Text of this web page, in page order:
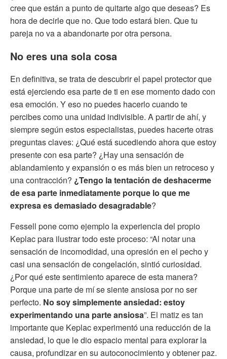
cree que están a punto de quitarte algo que deseas? Es
hora de decirle que no. Que todo estará bien. Que tu
pareja no va a abandonarte por otra persona.
No eres una sola cosa
En definitiva, se trata de descubrir el papel protector que
está ejerciendo esa parte de ti en ese momento dado con
esa emoción. Y eso no puedes hacerlo cuando te
percibes como una unidad indivisible. A partir de ahí, y
siempre según estos especialistas, puedes hacerte otras
preguntas claves: ¿Qué está sucediendo ahora que estoy
presente con esa parte? ¿Hay una sensación de
ablandamiento y expansión o es más bien un retroceso y
una contracción? ¿Tengo la tentación de deshacerme
de esa parte inmediatamente porque lo que me
expresa es demasiado desagradable?
Fessell pone como ejemplo la experiencia del propio
Keplac para ilustrar todo este proceso: “Al notar una
sensación de incomodidad, una opresión en el pecho y
casi una sensación de congelación, sintió curiosidad.
¿Por qué este sentimiento aparece de esta manera?
Porque una parte de mí se siente ansiosa por no ser
perfecto. No soy simplemente ansiedad: estoy
experimentando una parte ansiosa”. El matiz es tan
importante que Keplac experimentó una reducción de la
ansiedad, lo que le dio espacio mental para explorar la
causa, profundizar en su autoconocimiento y obtener paz.